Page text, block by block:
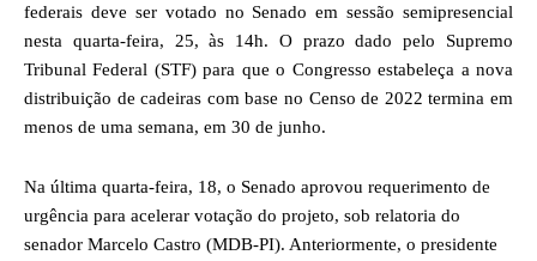
federais deve ser votado no Senado em sessão semipresencial
nesta quarta-feira, 25, às 14h. O prazo dado pelo Supremo
Tribunal Federal (STF) para que o Congresso estabeleça a nova
distribuição de cadeiras com base no Censo de 2022 termina em
menos de uma semana, em 30 de junho.
Na última quarta-feira, 18, o Senado aprovou requerimento de
urgência para acelerar votação do projeto, sob relatoria do
senador Marcelo Castro (MDB-PI). Anteriormente, o presidente